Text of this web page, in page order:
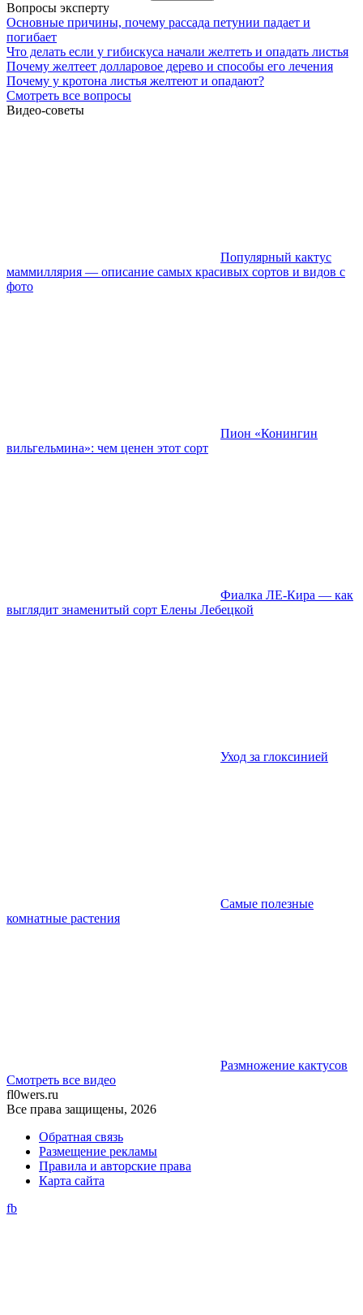
Вопросы эксперту
Основные причины, почему рассада петунии падает и
погибает
Что делать если у гибискуса начали желтеть и опадать листья
Почему желтеет долларовое дерево и способы его лечения
Почему у кротона листья желтеют и опадают?
Смотреть все вопросы
Видео-советы
Популярный кактус
маммиллярия — описание самых красивых сортов и видов с
фото
Пион «Конингин
вильгельмина»: чем ценен этот сорт
Фиалка ЛЕ-Кира — как
выглядит знаменитый сорт Елены Лебецкой
Уход за глоксинией
Самые полезные
комнатные растения
Размножение кактусов
Смотреть все видео
fl0wers.ru
Все права защищены, 2026
Обратная связь
Размещение рекламы
Правила и авторские права
Карта сайта
fb